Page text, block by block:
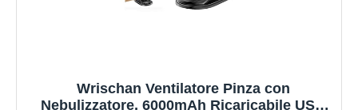
Wrischan Ventilatore Pinza con
Nebulizzatore, 6000mAh Ricaricabile USB